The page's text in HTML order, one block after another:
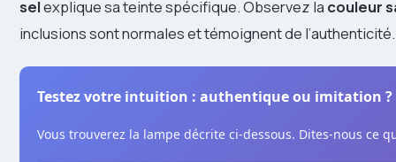
selexplique sa teinte spécifique. Observez la couleur
inclusions sont normales et témoignent de l’authenticité.
Testez votre intuition : authentique ou imitation ?
Vous trouverez la lampe décrite ci-dessous. Dites-nous ce